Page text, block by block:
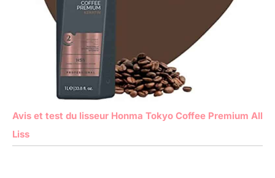
Avis et test du lisseur Honma Tokyo Coffee Premium All
Liss